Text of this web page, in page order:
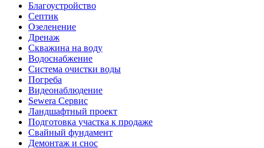
Благоустройство
Септик
Озеленение
Дренаж
Скважина на воду
Водоснабжение
Система очистки воды
Погреба
Видеонаблюдение
Sewera Сервис
Ландшафтный проект
Подготовка участка к продаже
Свайный фундамент
Демонтаж и снос